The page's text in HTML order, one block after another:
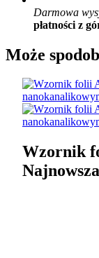
Darmowa
płatności z
Może
Wzornik